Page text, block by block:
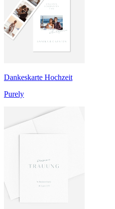
Dankeskarte Hochzeit
Purely